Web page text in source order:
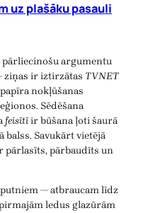
uz plašāku pasauli
pārliecinošu argumentu
ziņas ir iztirzātas TVNET
nokļūšanas
Sēdēšana
feisītīir būšana ļoti šaurā
balss. Savukārt vietējā
pārlasīts, pārbaudīts un
— atbraucam līdz
ledus glazūrām